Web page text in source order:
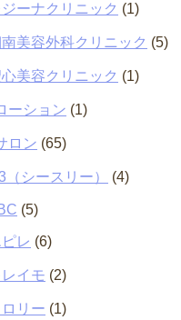
ジーナクリニック (1)
美容外科クリニック (5)
美容クリニック (1)
ーション (1)
ロン (65)
（シースリー） (4)
(5)
レ (6)
イモ (2)
ロリー (1)